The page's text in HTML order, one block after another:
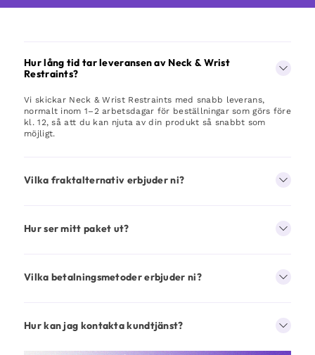
Hur lång tid tar leveransen av Neck & Wrist
Restraints?
Vi skickar Neck & Wrist Restraints med snabb leverans,
normalt inom 1–2 arbetsdagar för beställningar som görs före
kl. 12, så att du kan njuta av din produkt så snabbt som
möjligt.
Vilka fraktalternativ erbjuder ni?
Hur ser mitt paket ut?
Vilka betalningsmetoder erbjuder ni?
Hur kan jag kontakta kundtjänst?